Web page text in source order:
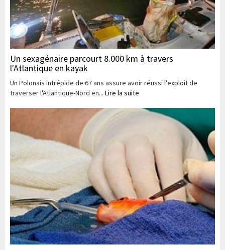
Un sexagénaire parcourt 8.000 km à travers
l'Atlantique en kayak
Un Polonais intrépide de 67 ans assure avoir réussi l'exploit de
traverser l'Atlantique-Nord en... Lire la suite